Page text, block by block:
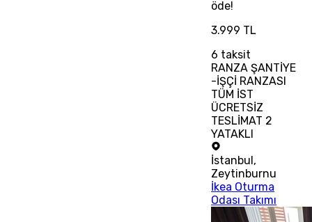
öde!
3.999 TL
6 taksit
RANZA ŞANTİYE
-İŞÇİ RANZASI
TÜM İST
ÜCRETSİZ
TESLİMAT 2
YATAKLI
İstanbul,
Zeytinburnu
İkea Oturma
Odası Takımı